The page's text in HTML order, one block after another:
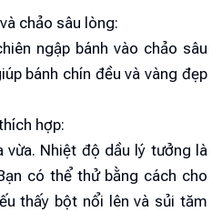
chảo sâu lòng:
ngập bánh vào chảo sâu
bánh chín đều và vàng đẹp
hợp:
vừa. Nhiệt độ dầu lý tưởng là
có thể thử bằng cách cho
thấy bột nổi lên và sủi tăm